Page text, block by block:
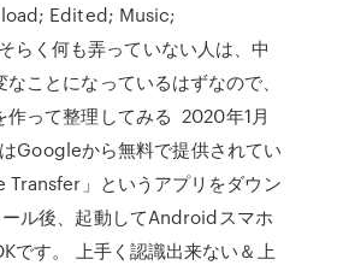
Edited; Music;
く何も弄っていない人は、中
ことになっているはずなので、
作って整理してみる 2020年1月
Googleから無料で提供されてい
」というアプリをダウン
ル後、起動してAndroidスマホ
です。 上手く認識出来ない＆上